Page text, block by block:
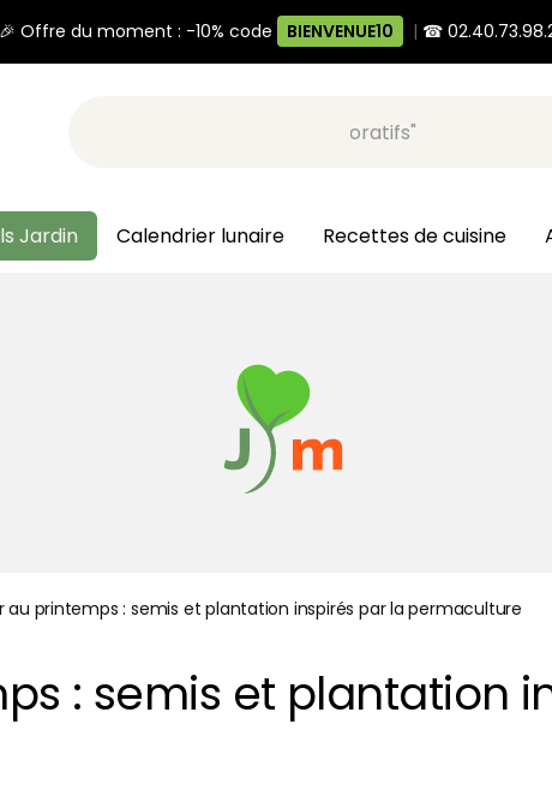
🎉 Offre du moment : -10% code BIENVENUE10 | ☎
Recherche, ex: "pots décoratifs"
Jardin Calendrier lunaire Recettes de cuisine
au printemps : semis et plantation inspirés par la permaculture
: semis et plantation